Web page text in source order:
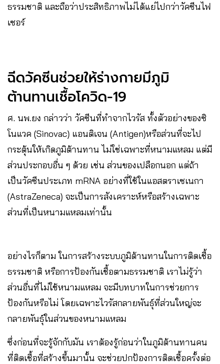
ธรรมชาติ และถือว่าประสิทธิภาพไม่ได้แย่ไปกว่าวัคซีนไฟ
เซอร์
ฉีดวัคซีนช่วยให้ร่างกายมีภูมิ
ต้านทานเชื้อโควิด-19
ศ. นพ.ยง กล่าวว่า วัคซีนที่ทำจากไวรัส ทั้งตัวอย่างของซิ
โนแวค (Sinovac) แอนติเจน (Antigen)หรือส่วนที่จะไป
กระตุ้นให้เกิดภูมิต้านทาน ไม่ใช่เฉพาะที่หนามแหลม แต่มี
ส่วนประกอบอื่น ๆ ด้วย เช่น ส่วนของเปลือกนอก แต่ถ้า
เป็นวัคซีนประเภท mRNA อย่างที่ใช้ในแอสตราเซเนกา
(AstraZeneca) จะเป็นการสังเคราะห์หรือสร้างเฉพาะ
ส่วนที่เป็นหนามแหลมเท่านั้น
อย่างไรก็ตาม ในการสร้างระบบภูมิต้านทานในการติดเชื้อ
ธรรมชาติ หรือการป้องกันเชื้อตามธรรมชาติ เราไม่รู้ว่า
ส่วนอื่นที่ไม่ใช้หนามแหลม จะมีบทบาทในการช่วยการ
ป้องกันหรือไม่ โดยเฉพาะไวรัสกลายพันธุ์ที่ส่วนใหญ่จะ
กลายพันธุ์ในส่วนของหนามแหลม
ซึ่งก่อนที่จะรู้จักกับมัน เราต้องรู้ก่อนว่าในภูมิต้านทานคน
ที่ติดเชื้อที่สร้างขึ้นมานั้น จะช่วยปกป้องการติดเชื้อครั้งต่อ